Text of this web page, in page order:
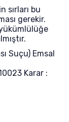
sırları bu
gerekir.
Suçu) Emsal
Karar :